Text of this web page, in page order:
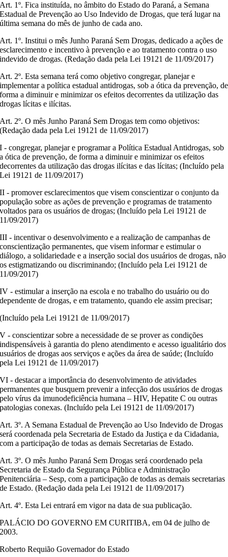
Art. 1º. Fica instituída, no âmbito do Estado do Paraná, a Semana
Estadual de Prevenção ao Uso Indevido de Drogas, que terá lugar na
última semana do mês de junho de cada ano.
Art. 1º. Institui o mês Junho Paraná Sem Drogas, dedicado a ações de
esclarecimento e incentivo à prevenção e ao tratamento contra o uso
indevido de drogas. (Redação dada pela Lei 19121 de 11/09/2017)
Art. 2º. Esta semana terá como objetivo congregar, planejar e
implementar a política estadual antidrogas, sob a ótica da prevenção, de
forma a diminuir e minimizar os efeitos decorrentes da utilização das
drogas lícitas e ilícitas.
Art. 2º. O mês Junho Paraná Sem Drogas tem como objetivos:
(Redação dada pela Lei 19121 de 11/09/2017)
I - congregar, planejar e programar a Política Estadual Antidrogas, sob
a ótica de prevenção, de forma a diminuir e minimizar os efeitos
decorrentes da utilização das drogas ilícitas e das lícitas; (Incluído pela
Lei 19121 de 11/09/2017)
II - promover esclarecimentos que visem conscientizar o conjunto da
população sobre as ações de prevenção e programas de tratamento
voltados para os usuários de drogas; (Incluído pela Lei 19121 de
11/09/2017)
III - incentivar o desenvolvimento e a realização de campanhas de
conscientização permanentes, que visem informar e estimular o
diálogo, a solidariedade e a inserção social dos usuários de drogas, não
os estigmatizando ou discriminando; (Incluído pela Lei 19121 de
11/09/2017)
IV - estimular a inserção na escola e no trabalho do usuário ou do
dependente de drogas, e em tratamento, quando ele assim precisar;
(Incluído pela Lei 19121 de 11/09/2017)
V - conscientizar sobre a necessidade de se prover as condições
indispensáveis à garantia do pleno atendimento e acesso igualitário dos
usuários de drogas aos serviços e ações da área de saúde; (Incluído
pela Lei 19121 de 11/09/2017)
VI - destacar a importância do desenvolvimento de atividades
permanentes que busquem prevenir a infecção dos usuários de drogas
pelo vírus da imunodeficiência humana – HIV, Hepatite C ou outras
patologias conexas. (Incluído pela Lei 19121 de 11/09/2017)
Art. 3º. A Semana Estadual de Prevenção ao Uso Indevido de Drogas
será coordenada pela Secretaria de Estado da Justiça e da Cidadania,
com a participação de todas as demais Secretarias de Estado.
Art. 3º. O mês Junho Paraná Sem Drogas será coordenado pela
Secretaria de Estado da Segurança Pública e Administração
Penitenciária – Sesp, com a participação de todas as demais secretarias
de Estado. (Redação dada pela Lei 19121 de 11/09/2017)
Art. 4º. Esta Lei entrará em vigor na data de sua publicação.
PALÁCIO DO GOVERNO EM CURITIBA, em 04 de julho de
2003.
Roberto Requião Governador do Estado